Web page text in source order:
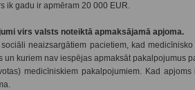
ik gadu ir apmēram 20 000 EUR.
virs valsts noteiktā apmaksājamā apjoma.
neaizsargātiem pacietiem, kad
kuriem nav iespējas apmaksāt pakalpojumus
medicīniskiem pakalpojumiem. Kad